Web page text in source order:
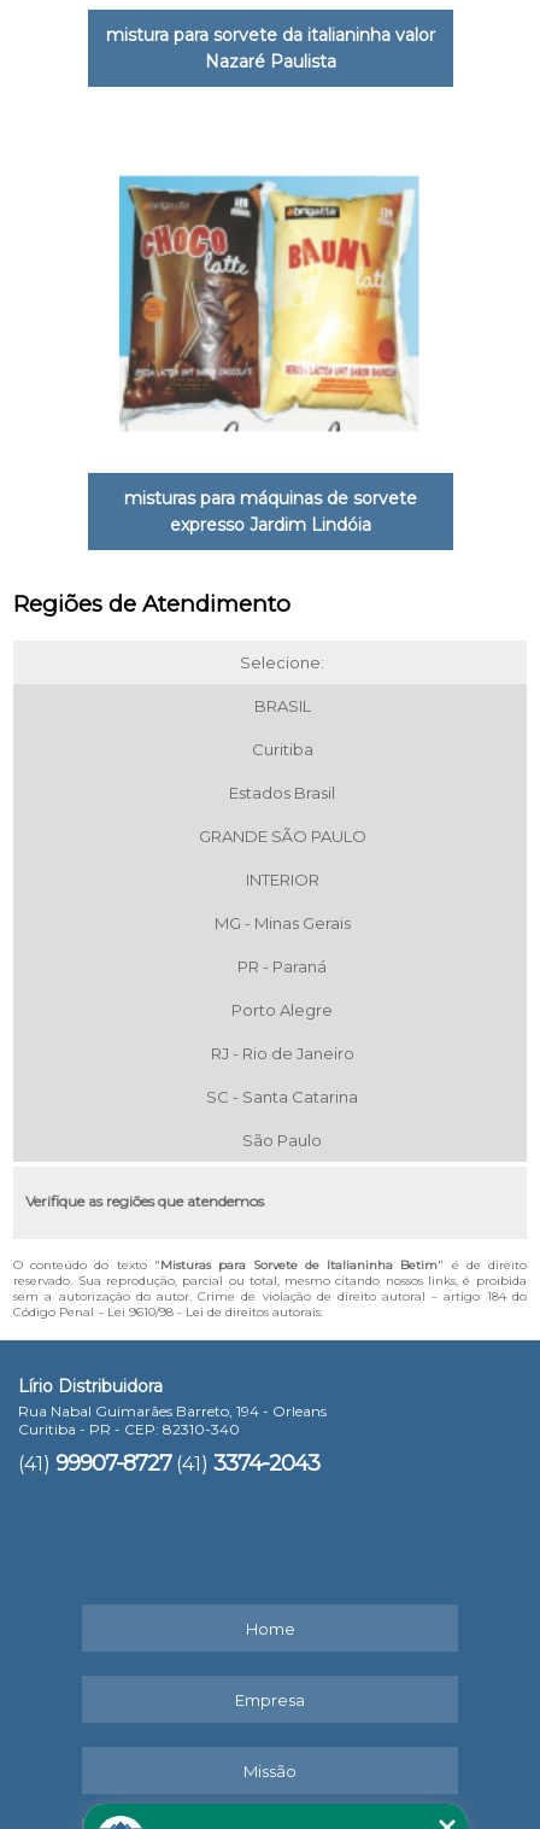
mistura para sorvete da italianinha valor
Nazaré Paulista
misturas para máquinas de sorvete
expresso Jardim Lindóia
Regiões de Atendimento
Selecione:
BRASIL
Curitiba
Estados Brasil
GRANDE SÃO PAULO
INTERIOR
MG - Minas Gerais
PR - Paraná
Porto Alegre
RJ - Rio de Janeiro
SC - Santa Catarina
São Paulo
Verifique as regiões que atendemos
O conteúdo do texto "Misturas para Sorvete de Italianinha Betim" é de direito
reservado. Sua reprodução, parcial ou total, mesmo citando nossos links, é proibida
sem a autorização do autor. Crime de violação de direito autoral – artigo 184 do
Código Penal – Lei 9610/98 - Lei de direitos autorais.
Lírio Distribuidora
Rua Nabal Guimarães Barreto, 194 - Orleans
Curitiba - PR - CEP: 82310-340
(41) 99907-8727 (41) 3374-2043
Home
Empresa
Missão